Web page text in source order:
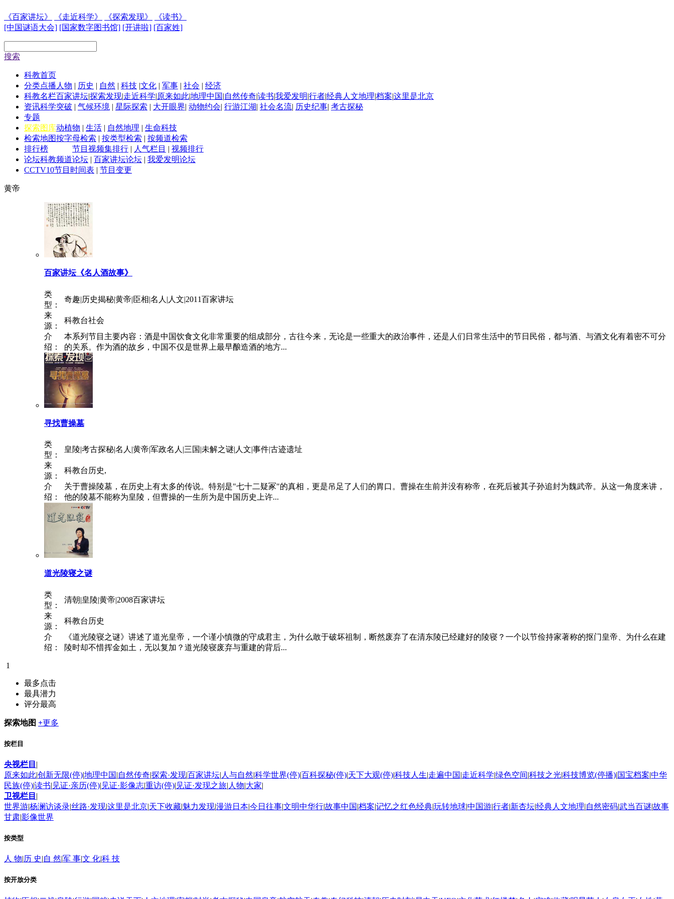
《百家讲坛》 《走近科学》 《探索发现》
《读书》
[中国谜语大会] [国家数字图书馆] [开讲啦] [百家姓]
搜索
科教首页
分类点播 人物 | 历史 | 自然 | 科技 |文化 | 军事 | 社会 | 经济
科教名栏百家讲坛|探索发现|走近科学|原来如此|地理中国|自然传奇|读书|我爱发明|行者|经典人文地理|档案|这里是北京
资讯科学突破 | 气候环境 | 星际探索 | 大开眼界| 动物约会| 行游江湖| 社会名流| 历史纪事| 考古探秘
专题
探索图库动植物 | 生活 | 自然地理 | 生命科技
检索地图按字母检索 | 按类型检索 | 按频道检索
排行榜
节目视频集排行 | 人气栏目 | 视频排行
论坛科教频道论坛 | 百家讲坛论坛 | 我爱发明论坛
CCTV10节目时间表 | 节目变更
黄帝
百家讲坛《名人酒故事》
类
型：
奇趣|历史揭秘|黄帝|臣相|名人|人文|2011百家讲坛
来
源：
科教台社会
介
绍：
本系列节目主要内容：酒是中国饮食文化非常重要的组成部分，古往今来，无论是一些重大的政治事件，还是人们日常生活中的节日民俗，都与酒、与酒文化有着密不可分
的关系。作为酒的故乡，中国不仅是世界上最早酿造酒的地方...
寻找曹操墓
类
型：
皇陵|考古探秘|名人|黄帝|军政名人|三国|未解之谜|人文|事件|古迹遗址
来
源：
科教台历史,
介
绍：
关于曹操陵墓，在历史上有太多的传说。特别是"七十二疑冢"的真相，更是吊足了人们的胃口。曹操在生前并没有称帝，在死后被其子孙追封为魏武帝。从这一角度来讲，
他的陵墓不能称为皇陵，但曹操的一生所为是中国历史上许...
道光陵寝之谜
类
型：
清朝|皇陵|黄帝|2008百家讲坛
来
源：
科教台历史
介
绍：
《道光陵寝之谜》讲述了道光皇帝，一个谨小慎微的守成君主，为什么敢于破坏祖制，断然废弃了在清东陵已经建好的陵寝？一个以节俭持家著称的抠门皇帝、为什么在建
陵时却不惜挥金如土，无以复加？道光陵寝废弃与重建的背后...
1
最多点击
最具潜力
评分最高
探索地图 +更多
按栏目
央视栏目 |
原来如此|创新无限(停)|地理中国|自然传奇|探索·发现|百家讲坛| 人与自然|科学世界(停)|百科探秘(停)|天下大观(停)|科技人生|走遍中国|走近科学|绿色空间|科技之光|科技博览(停播)|国宝档案|中华
民族(停)|读书| 见证·亲历(停)| 见证·影像志|重访(停)| 见证·发现之旅| 人物|大家|
卫视栏目 |
世界游|杨澜访谈录|丝路·发现|这里是北京|天下收藏|魅力发现|漫游日本|今日往事|文明中华行|故事中国|档案|记忆之红色经典|玩转地球|中国游|行者|新杏坛|经典人文地理|自然密码|武当百谜|故事
甘肃|影像世界
按类型
人 物|历 史|自 然|军 事|文 化|科 技
按开放分类